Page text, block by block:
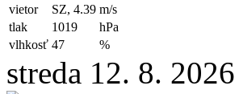
vietor SZ, 4.39 m/s
tlak
1019
hPa
vlhkosť 47 %
streda 12. 8. 2026